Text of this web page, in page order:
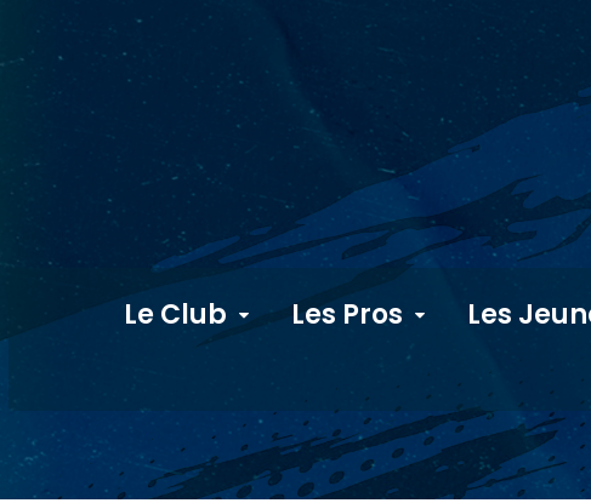
Le Club Les Pros Les